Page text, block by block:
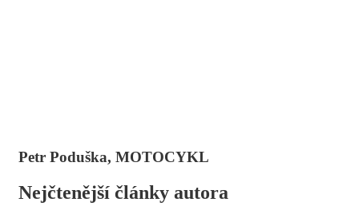
Petr Poduška, MOTOCYKL
Nejčtenější články autora